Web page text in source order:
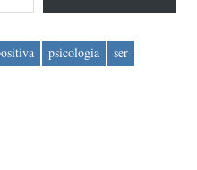
psicologia ser